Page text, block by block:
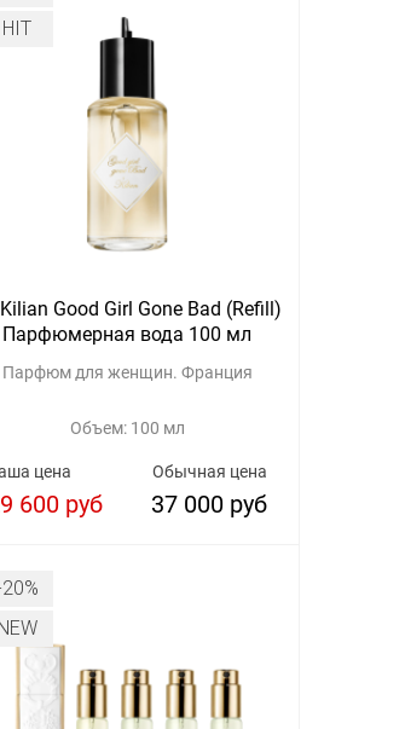
HIT
Good Girl Gone Bad (Refill)
Парфюмерная вода 100 мл
Парфюм для женщин. Франция
Объем: 100 мл
Обычная цена
37 000 руб
цена
600 руб